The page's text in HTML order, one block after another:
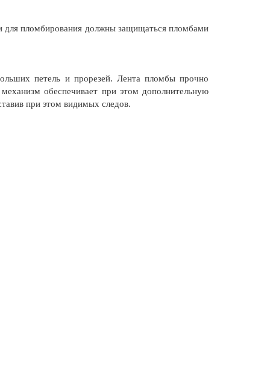
для пломбирования должны защищаться пломбами
петель и прорезей. Лента пломбы прочно
обеспечивает при этом дополнительную
при этом видимых следов.